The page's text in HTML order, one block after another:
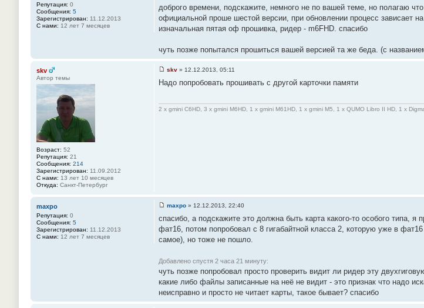
Репутация: 0
Сообщения: 5
Зарегистрирован: 11.12.2013
С нами: 12 лет 7 месяцев
о
о
б
щ
и
1
3
доброго времени, подскажите, немного не по вашей теме, но полагаю
официальной проше шестой версии, при обновлении процесс зависает
изначальная пятая оф прошивка, ридер - m6FHD. спасибо
чуть позже попытался прошиться вашей версией та же беда. (с
skv
Автор темы
Возраст: 52
Репутация: 21
Сообщения: 214
Зарегистрирован: 11.09.2012
С нами: 13 лет 10 месяцев
Откуда: Санкт-Петербург
о
о
щ
е
skv » 12.12.2013, 05:11
Надо попробовать прошивать с другой карточки памяти
2 x gmini C6HD, 3 x gmini M6HD, 1 x gmini M61HD, 1 x gmini M5, 1 x QUMO Libro II HD, 1 x
maxpo
Репутация: 0
Сообщения: 5
Зарегистрирован: 11.12.2013
С нами: 12 лет 7 месяцев
о
б
щ
и
#
1
5
maxpo » 12.12.2013, 22:40
спасибо, а подскажите это должна быть карта какого-то особого типа,
фат16, потом попробовал с 8 гигабайтной класса 2, которую уже в
самое), но тоже не пошло.
Добавлено спустя 2 часа 21 минуту:
чуть позже попробовал просто проверить видит ли ридер эту
какие либо файлы записанные на неё не видит - это признак что надо
неисправно и просто не читает карты, такое бывает? спасибо